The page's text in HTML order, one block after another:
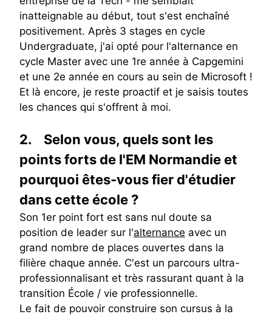
inatteignable au début, tout s'est enchaîné
positivement. Après 3 stages en cycle
Undergraduate, j'ai opté pour l'alternance en
cycle Master avec une 1re année à Capgemini
et une 2e année en cours au sein de Microsoft !
Et là encore, je reste proactif et je saisis toutes
les chances qui s'offrent à moi.
2.
Selon vous, quels sont les
points forts de l'EM Normandie et
pourquoi êtes-vous fier d'étudier
dans cette école ?
Son 1er point fort est sans nul doute sa
position de leader sur l'alternance avec un
grand nombre de places ouvertes dans la
filière chaque année. C'est un parcours ultra-
professionnalisant et très rassurant quant à la
transition École / vie professionnelle.
Le fait de pouvoir construire son cursus à la